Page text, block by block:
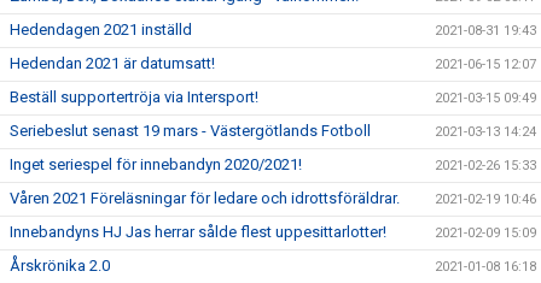
Hedendagen 2021 inställd 2021-08-31 19:43
Hedendan 2021 är datumsatt! 2021-06-15 12:07
Beställ supportertröja via Intersport! 2021-03-15 09:49
Seriebeslut senast 19 mars - Västergötlands Fotboll 2021-03-13 14:24
Inget seriespel för innebandyn 2020/2021! 2021-02-26 15:33
Våren 2021 Föreläsningar för ledare och idrottsföräldrar. 2021-02-19 10:46
Innebandyns HJ Jas herrar sålde flest uppesittarlotter! 2021-02-09 15:09
Årskrönika 2.0 2021-01-08 16:18